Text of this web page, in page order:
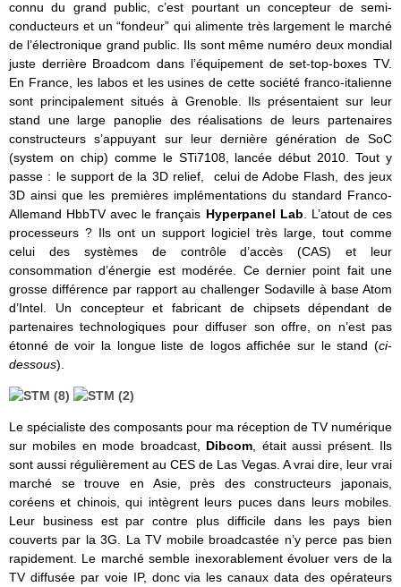
connu du grand public, c’est pourtant un concepteur de semi-
conducteurs et un “fondeur” qui alimente très largement le marché
de l’électronique grand public. Ils sont même numéro deux mondial
juste derrière Broadcom dans l’équipement de set-top-boxes TV.
En France, les labos et les usines de cette société franco-italienne
sont principalement situés à Grenoble. Ils présentaient sur leur
stand une large panoplie des réalisations de leurs partenaires
constructeurs s’appuyant sur leur dernière génération de SoC
(system on chip) comme le STi7108, lancée début 2010. Tout y
passe : le support de la 3D relief, celui de Adobe Flash, des jeux
3D ainsi que les premières implémentations du standard Franco-
Allemand HbbTV avec le français Hyperpanel Lab. L’atout de ces
processeurs ? Ils ont un support logiciel très large, tout comme
celui des systèmes de contrôle d’accès (CAS) et leur
consommation d’énergie est modérée. Ce dernier point fait une
grosse différence par rapport au challenger Sodaville à base Atom
d’Intel. Un concepteur et fabricant de chipsets dépendant de
partenaires technologiques pour diffuser son offre, on n’est pas
étonné de voir la longue liste de logos affichée sur le stand (ci-
dessous).
Le spécialiste des composants pour ma réception de TV numérique
sur mobiles en mode broadcast, Dibcom, était aussi présent. Ils
sont aussi régulièrement au CES de Las Vegas. A vrai dire, leur vrai
marché se trouve en Asie, près des constructeurs japonais,
coréens et chinois, qui intègrent leurs puces dans leurs mobiles.
Leur business est par contre plus difficile dans les pays bien
couverts par la 3G. La TV mobile broadcastée n’y perce pas bien
rapidement. Le marché semble inexorablement évoluer vers de la
TV diffusée par voie IP, donc via les canaux data des opérateurs